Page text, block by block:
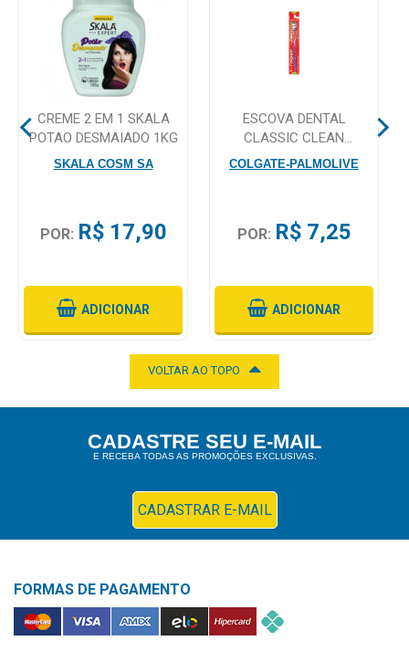
Mamãe
Medicamentos
Beleza
Cuidado
Dermocosméticos
e
Monitores
CREME 2 EM 1 SKALA
POTAO DESMAIADO 1KG
SKALA COSM SA
POR: R$ 17,90
ADICIONAR
ESCOVA DENTAL
CLASSIC CLEAN
COLGATE
COLGATE-PALMOLIVE
POR: R$ 7,25
ADICIONAR
VOLTAR AO TOPO
CADASTRE SEU E-MAIL
E RECEBA TODAS AS PROMOÇÕES EXCLUSIVAS.
CADASTRAR E-MAIL
FORMAS DE PAGAMENTO